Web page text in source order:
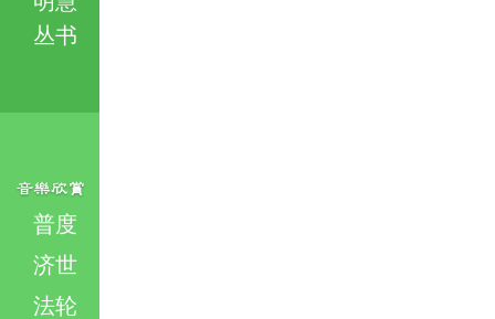
丛书
普度
济世
法轮